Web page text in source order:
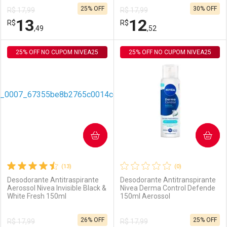
Comprar sem Desconto
Por R$ 23,42/cada
Comprar sem Desconto
Por R$ 23,42/cada
Comprar sem Desconto
Por R$ 23,42/cada
Comprar sem Desconto
Por R$ 23,42/cada
R$ 17,99
R$13,49
25% OFF
FECHAR
FECHAR
R$ 17,99
R$12,52
30% OFF
Laboratório
Por Menos
(13)
Desodorante Antitraspirante
Aerossol Nivea Invisible Black &
White Fresh 150ml
25% OFF NO CUPOM NIVEA25
R$ 17,99
26% OFF
COMPRAR
(0)
Desodorante Antitranspirante
Nivea Derma Control Defende
150ml Aerossol
25% OFF NO CUPOM NIVEA25
R$ 17,99
25% OFF
COMPRAR